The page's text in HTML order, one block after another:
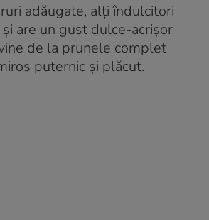
adăugate, alți îndulcitori
are un gust dulce-acrișor
de la prunele complet
puternic și plăcut.